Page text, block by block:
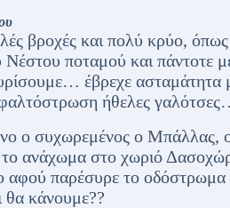
βροχές και πολύ κρύο, όπως
ποταμού και πάντοτε
έβρεχε ασταμάτητα
ήθελες
ο συχωρεμένος ο Μπάλλας,
ανάχωμα στο χωριό
αφού παρέσυρε το οδόστρωμα
θα κάνουμε??